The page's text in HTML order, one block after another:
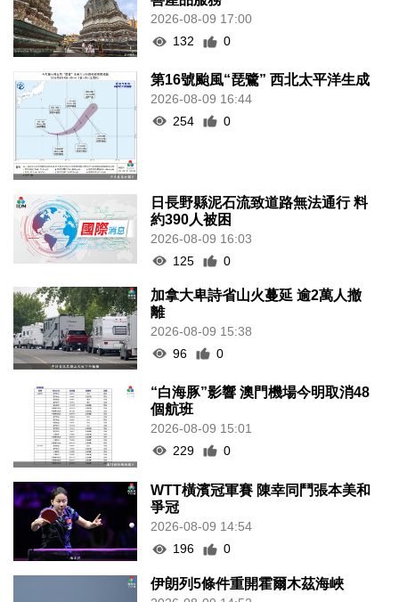
2026-08-09 17:00
132
0
第16號颱風“琵鷺” 西北太平洋生成
2026-08-09 16:44
254
0
日長野縣泥石流致道路無法通行 料
約390人被困
2026-08-09 16:03
125
0
加拿大卑詩省山火蔓延 逾2萬人撤
離
2026-08-09 15:38
96
0
“白海豚”影響 澳門機場今明取消48
個航班
2026-08-09 15:01
229
0
WTT橫濱冠軍賽 陳幸同鬥張本美和
爭冠
2026-08-09 14:54
196
0
伊朗列5條件重開霍爾木茲海峽